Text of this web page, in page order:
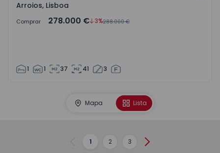
Arroios, Lisboa
Comprar 278.000 € 3%288.000 €
1 1 37 41 3
Mapa Lista
Anterior
1 2 3 Seguinte